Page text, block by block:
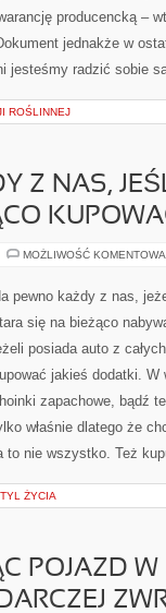
producencką –
jednakże w
jesteśmy radzić sobie
ROŚLINNEJ
Z NAS,
MOŻLIWOŚĆ
pewno każdy z nas,
się na bieżąco
posiada auto z
jakieś dodatki.
zapachowe, bądź
właśnie dlatego że
to nie wszystko. Też
ŻYCIA
POJAZD W